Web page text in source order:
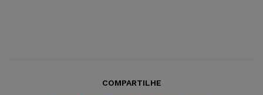
COMPARTILHE